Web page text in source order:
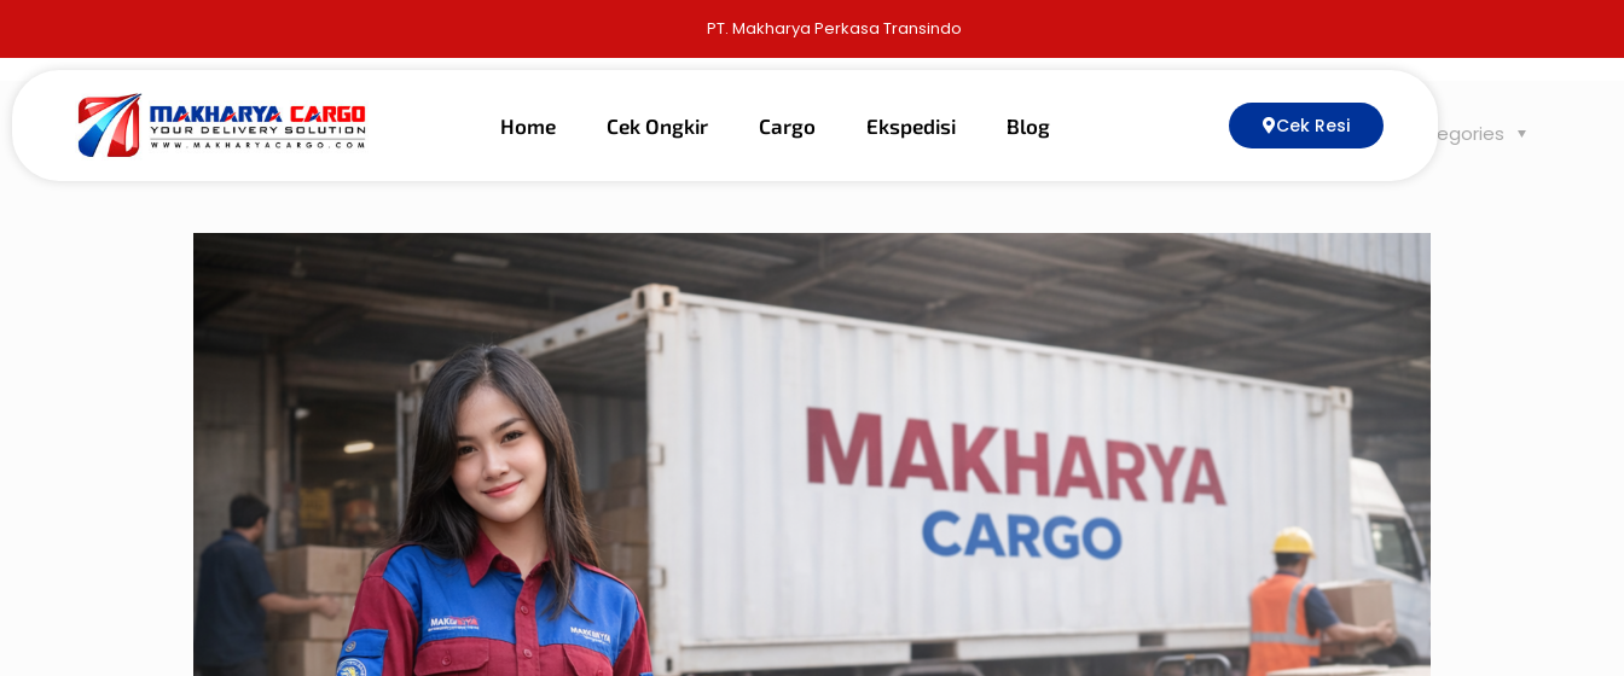
PT. Makharya Perkasa Transindo
Home Cek Ongkir Cargo Ekspedisi Blog Cek Resi
Published by alma gunaon 24 Januari 2026 Categories
Tags